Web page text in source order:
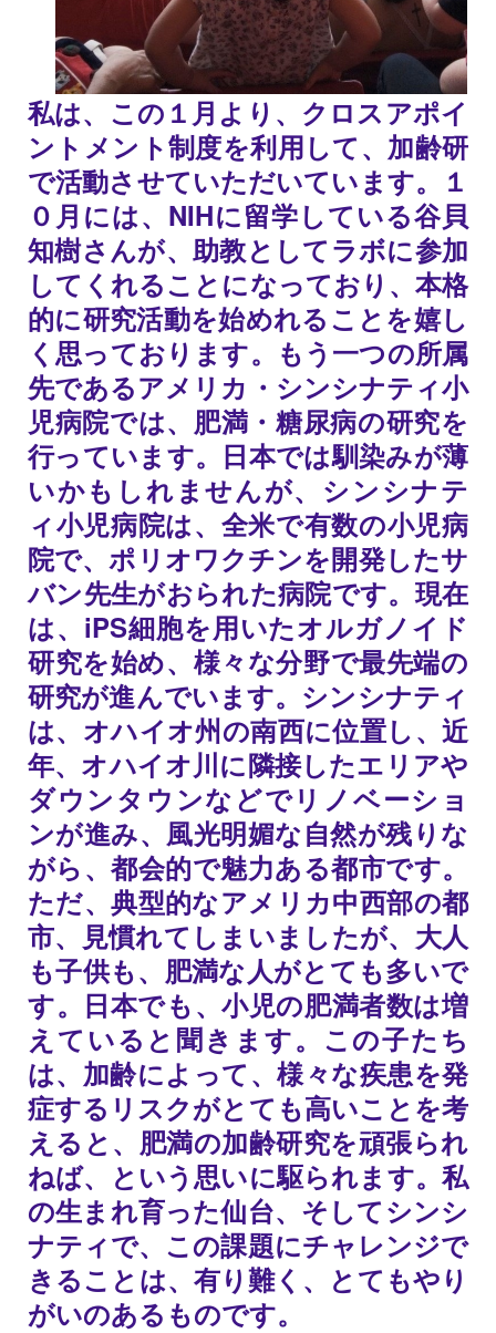
私は、この１月より、クロスアポイ
ントメント制度を利用して、加齢研
で活動させていただいています。１
０月には、NIHに留学している谷貝
知樹さんが、助教としてラボに参加
してくれることになっており、本格
的に研究活動を始めれることを嬉し
く思っております。もう一つの所属
先であるアメリカ・シンシナティ小
児病院では、肥満・糖尿病の研究を
行っています。日本では馴染みが薄
いかもしれませんが、シンシナテ
ィ小児病院は、全米で有数の小児病
院で、ポリオワクチンを開発したサ
バン先生がおられた病院です。現在
は、iPS細胞を用いたオルガノイド
研究を始め、様々な分野で最先端の
研究が進んでいます。シンシナティ
は、オハイオ州の南西に位置し、近
年、オハイオ川に隣接したエリアや
ダウンタウンなどでリノベーショ
ンが進み、風光明媚な自然が残りな
がら、都会的で魅力ある都市です。
ただ、典型的なアメリカ中西部の都
市、見慣れてしまいましたが、大人
も子供も、肥満な人がとても多いで
す。日本でも、小児の肥満者数は増
えていると聞きます。この子たち
は、加齢によって、様々な疾患を発
症するリスクがとても高いことを考
えると、肥満の加齢研究を頑張られ
ねば、という思いに駆られます。私
の生まれ育った仙台、そしてシンシ
ナティで、この課題にチャレンジで
きることは、有り難く、とてもやり
がいのあるものです。